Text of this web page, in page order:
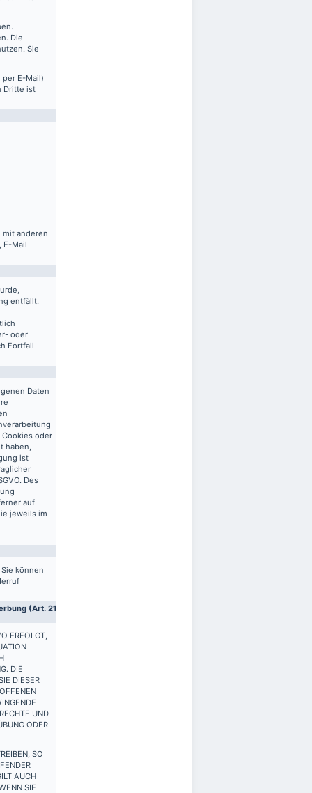
Die
Sie
E-Mail)
Dritte ist
anderen
E-Mail-
entfällt.
oder
Fortfall
Daten
Cookies oder
haben,
ist
Des
auf
jeweils im
können
(Art. 21
ERFOLGT,
DIE
DIESER
UND
ODER
SO
AUCH
SIE